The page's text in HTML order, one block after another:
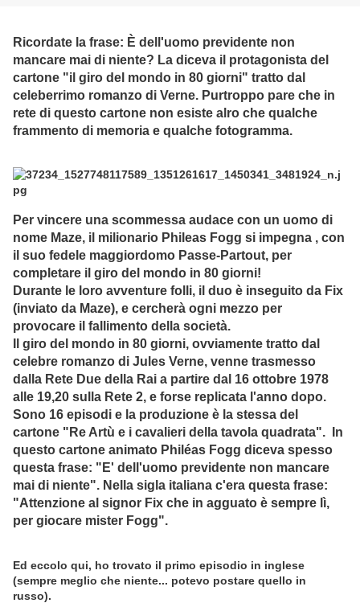
Ricordate la frase: È dell'uomo previdente non
mancare mai di niente? La diceva il protagonista del
cartone "il giro del mondo in 80 giorni" tratto dal
celeberrimo romanzo di Verne. Purtroppo pare che in
rete di questo cartone non esiste alro che qualche
frammento di memoria e qualche fotogramma.
Per vincere una scommessa audace con un uomo di
nome Maze, il milionario Phileas Fogg si impegna , con
il suo fedele maggiordomo Passe-Partout, per
completare il giro del mondo in 80 giorni!
Durante le loro avventure folli, il duo è inseguito da Fix
(inviato da Maze), e cercherà ogni mezzo per
provocare il fallimento della società.
Il giro del mondo in 80 giorni, ovviamente tratto dal
celebre romanzo di Jules Verne, venne trasmesso
dalla Rete Due della Rai a partire dal 16 ottobre 1978
alle 19,20 sulla Rete 2, e forse replicata l'anno dopo.
Sono 16 episodi e la produzione è la stessa del
cartone "Re Artù e i cavalieri della tavola quadrata". In
questo cartone animato Philéas Fogg diceva spesso
questa frase: "E' dell'uomo previdente non mancare
mai di niente". Nella sigla italiana c'era questa frase:
"Attenzione al signor Fix che in agguato è sempre lì,
per giocare mister Fogg".
Ed eccolo qui, ho trovato il primo episodio in inglese
(sempre meglio che niente... potevo postare quello in
russo).